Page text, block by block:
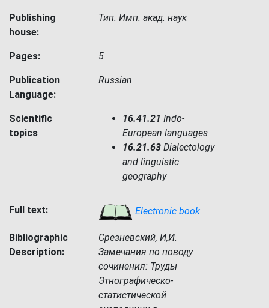
Publishing
house:
Тип. Имп. акад. наук
Pages: 5
Publication
Language:
Russian
Scientific
topics
16.41.21 Indo-
European languages
16.21.63 Dialectology
and linguistic
geography
Full text: Electronic book
Bibliographic
Description:
Срезневский, И,И.
Замечания по поводу
сочинения: Труды
Этнографическо-
статистической